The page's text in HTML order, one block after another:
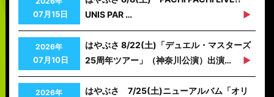
07月15日
UNIS PAR …
2026年
07月10日
はやぶさ 8/22(土)「デュエル・マスターズ
25周年ツアー」（神奈川公演）出演…
2026年
はやぶさ 7/25(土)ニューアルバム「オリ